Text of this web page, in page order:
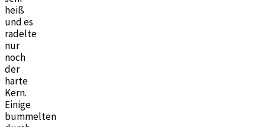
heiß
und es
radelte
nur
noch
der
harte
Kern.
Einige
bummelten